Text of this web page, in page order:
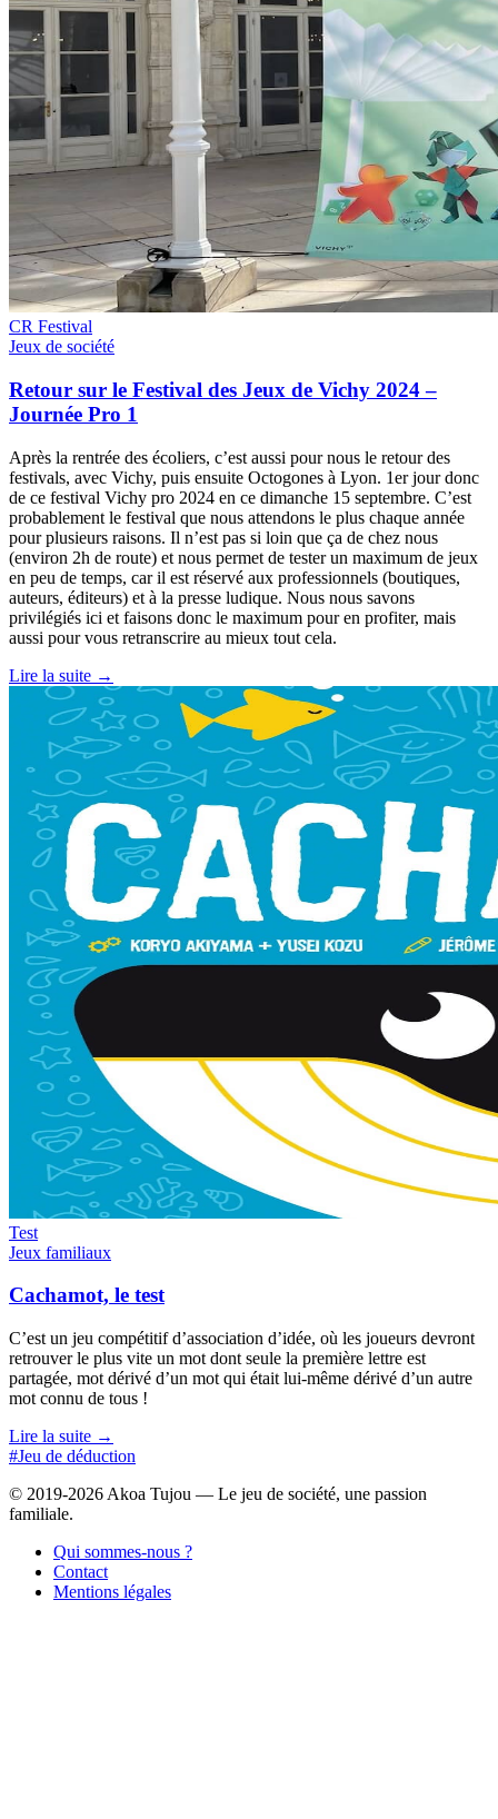
CR Festival
Jeux de société
Retour sur le Festival des Jeux de Vichy 2024 –
Journée Pro 1
Après la rentrée des écoliers, c’est aussi pour nous le retour des
festivals, avec Vichy, puis ensuite Octogones à Lyon. 1er jour donc
de ce festival Vichy pro 2024 en ce dimanche 15 septembre. C’est
probablement le festival que nous attendons le plus chaque année
pour plusieurs raisons. Il n’est pas si loin que ça de chez nous
(environ 2h de route) et nous permet de tester un maximum de jeux
en peu de temps, car il est réservé aux professionnels (boutiques,
auteurs, éditeurs) et à la presse ludique. Nous nous savons
privilégiés ici et faisons donc le maximum pour en profiter, mais
aussi pour vous retranscrire au mieux tout cela.
Lire la suite →
Test
Jeux familiaux
Cachamot, le test
C’est un jeu compétitif d’association d’idée, où les joueurs devront
retrouver le plus vite un mot dont seule la première lettre est
partagée, mot dérivé d’un mot qui était lui-même dérivé d’un autre
mot connu de tous !
Lire la suite →
#Jeu de déduction
© 2019-2026 Akoa Tujou — Le jeu de société, une passion
familiale.
Qui sommes-nous ?
Contact
Mentions légales